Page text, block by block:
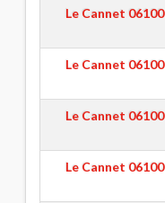
Le Cannet 06100
Le Cannet 06100
Le Cannet 06100
Le Cannet 06100